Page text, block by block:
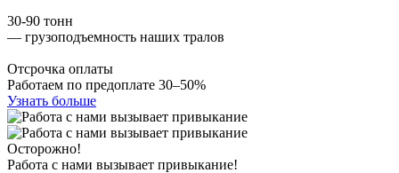
30-90 тонн
— грузоподъемность наших тралов
Отсрочка оплаты
Работаем по предоплате 30–50%
Узнать больше
Осторожно!
Работа с нами вызывает привыкание!